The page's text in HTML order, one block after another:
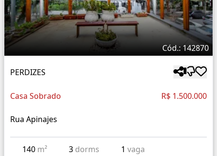
Cód.: 142870
PERDIZES
Casa Sobrado R$ 1.500.000
Rua Apinajes
140 m² 3 dorms 1vaga